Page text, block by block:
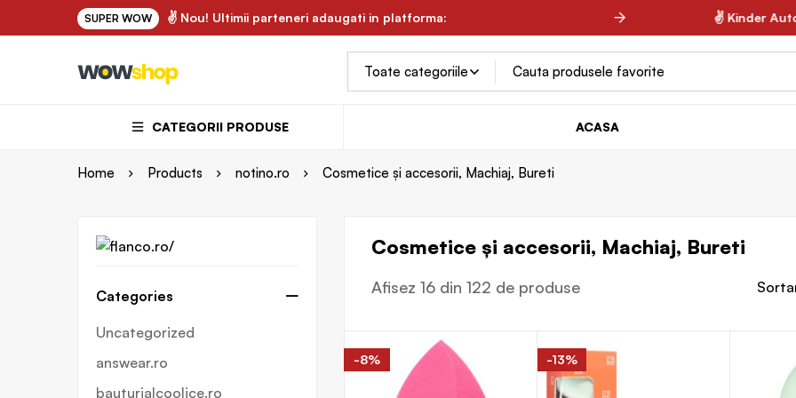
SUPER WOW ✌ Nou! Ultimii parteneri adaugati in platforma:
- uleiuri vegetale si ape florale bio 100% naturale ✌ ✌ Kinder Auto ✌
CATEGORII PRODUSE ACASA
Home Products notino.ro Cosmetice și accesorii, Machiaj, Bureti
Categories
Uncategorized
answear.ro
bauturialcoolice.ro
Cosmetice și accesorii, Machiaj, Bureti
Afisez 16 din 122 de produse
-8% -13%